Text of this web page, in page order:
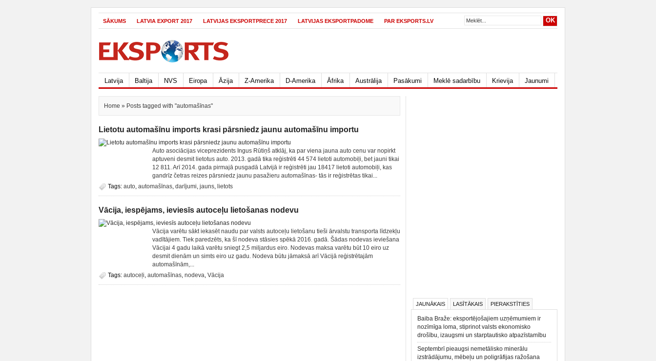
SĀKUMS LATVIA EXPORT 2017 LATVIJAS EKSPORTPRECE 2017 LATVIJAS EKSPORTPADOME PAR EKSPORTS.LV
Latvija Baltija NVS Eiropa Āzija Z-Amerika D-Amerika Āfrika Austrālija Pasākumi Meklē sadarbību Krievija Jaunumi
Home » Posts tagged with "automašīnas"
Lietotu automašīnu imports krasi pārsniedz jaunu automašīnu importu
Auto asociācijas viceprezidents Ingus Rūtiņš atklāj, ka par viena jauna auto cenu var nopirkt
aptuveni desmit lietotus auto. 2013. gadā tika reģistrēti 44 574 lietoti automobiļi, bet jauni tikai
12 811. Arī 2014. gada pirmajā pusgadā Latvijā ir reģistrēti jau 18417 lietoti automobiļi, kas
gandrīz četras reizes pārsniedz jaunu pasažieru automašīnas- tās ir reģistrētas tikai...
Tags: auto, automašīnas, darījumi, jauns, lietots
Vācija, iespējams, ieviesīs autoceļu lietošanas nodevu
Vācija varētu sākt iekasēt naudu par valsts autoceļu lietošanu tieši ārvalstu transporta līdzekļu
vadītājiem. Tiek paredzēts, ka šī nodeva stāsies spēkā 2016. gadā. Šādas nodevas ieviešana
Vācijai 4 gadu laikā varētu sniegt 2,5 miljardus eiro. Nodevas maksa varētu būt 10 eiro uz
desmit dienām un simts eiro uz gadu. Nodeva būtu jāmaksā arī Vācijā reģistrētajām
automašīnām,...
Tags: autoceļi, automašīnas, nodeva, Vācija
JAUNĀKAIS LASĪTĀKAIS PIERAKSTĪTIES
Baiba Braže: eksportējošajiem uzņēmumiem ir
nozīmīga loma, stiprinot valsts ekonomisko
drošību, izaugsmi un starptautisko atpazīstamību
Septembrī pieaugsi nemetālisko minerālu
izstrādājumu, mēbeļu un poligrāfijas ražošana